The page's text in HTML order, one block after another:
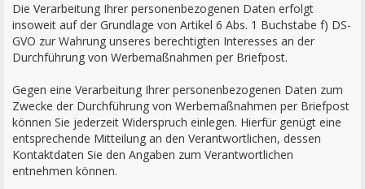
Die Verarbeitung Ihrer personenbezogenen Daten erfolgt
insoweit auf der Grundlage von Artikel 6 Abs. 1 Buchstabe f) DS-
GVO zur Wahrung unseres berechtigten Interesses an der
Durchführung von Werbemaßnahmen per Briefpost.
Gegen eine Verarbeitung Ihrer personenbezogenen Daten zum
Zwecke der Durchführung von Werbemaßnahmen per Briefpost
können Sie jederzeit Widerspruch einlegen. Hierfür genügt eine
entsprechende Mitteilung an den Verantwortlichen, dessen
Kontaktdaten Sie den Angaben zum Verantwortlichen
entnehmen können.